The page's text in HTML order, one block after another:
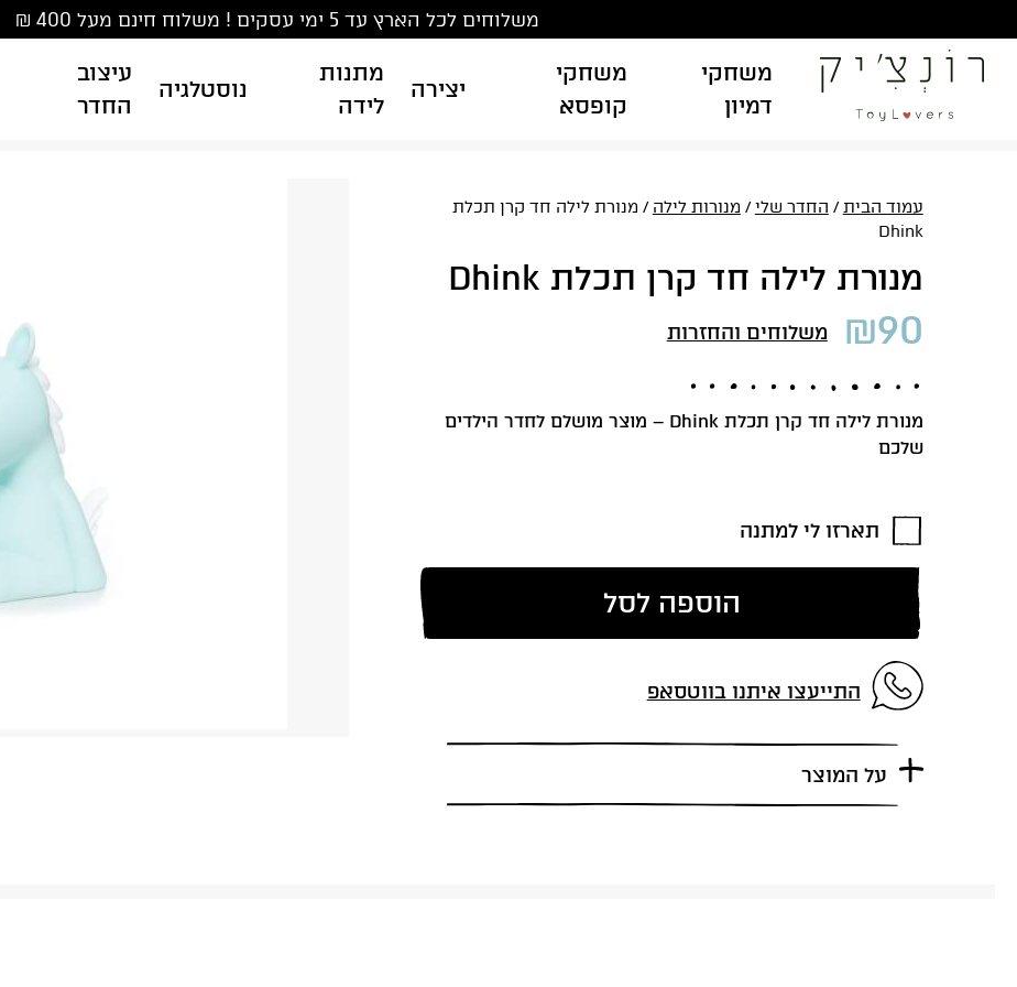
to
content
משלוחים לכל הארץ עד 5 ימי עסקים ! משלוח חינם מעל 400 ₪
משחקי
דמיון
משחקי
קופסא
יצירה
מתנות
לידה
נוסטלגיה
עיצוב
החדר
עמוד הבית/ החדר שלי/ מנורות לילה / מנורת לילה חד קרן תכלת
Dhink
מנורת לילה חד קרן תכלת Dhink
₪90 משלוחים והחזרות
מנורת לילה חד קרן תכלת Dhink – מוצר מושלם לחדר הילדים
שלכם
תארזו לי למתנה
הוספה לסל
התייעצו איתנו בווטסאפ
על המוצר